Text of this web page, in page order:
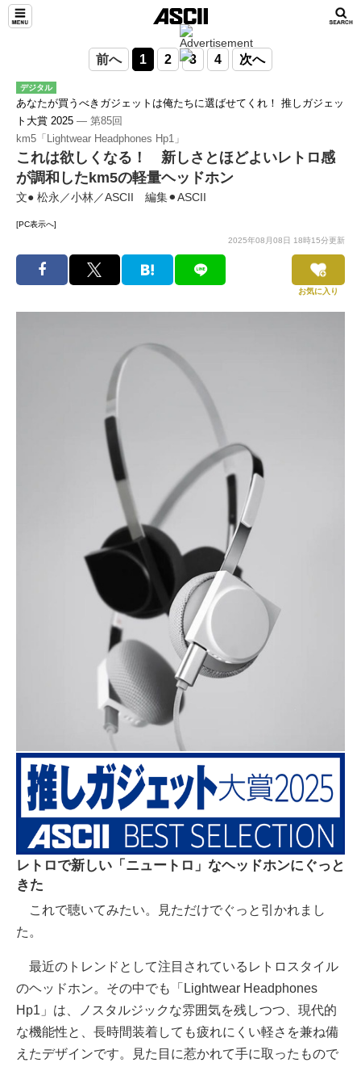
前へ 1 2 3 4 次へ
デジタル
あなたが買うべきガジェットは俺たちに選ばせてくれ！ 推しガジェッ
ト大賞 2025 ― 第85回
km5「Lightwear Headphones Hp1」
これは欲しくなる！ 新しさとほどよいレトロ感
が調和したkm5の軽量ヘッドホン
文● 松永／小林／ASCII 編集⚫︎ASCII
[PC表示へ]
2025年08月08日 18時15分更新
お気に入り
レトロで新しい「ニュートロ」なヘッドホンにぐっと
きた
これで聴いてみたい。見ただけでぐっと引かれまし
た。
最近のトレンドとして注目されているレトロスタイル
のヘッドホン。その中でも「Lightwear Headphones
Hp1」は、ノスタルジックな雰囲気を残しつつ、現代的
な機能性と、長時間装着しても疲れにくい軽さを兼ね備
えたデザインです。見た目に惹かれて手に取ったもので